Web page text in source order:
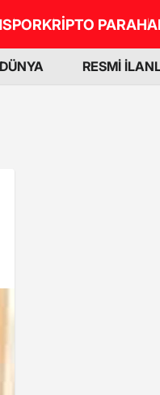
SPORKRİPTO PARA
DÜNYA RESMİ